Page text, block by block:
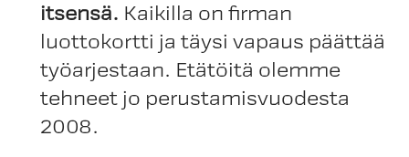
itsensä. Kaikilla on firman
luottokortti ja täysi vapaus päättää
työarjestaan. Etätöitä olemme
tehneet jo perustamisvuodesta
2008.